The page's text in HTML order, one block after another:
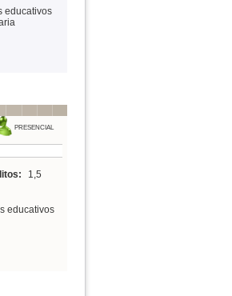
educativos
PRESENCIAL
1,5
educativos